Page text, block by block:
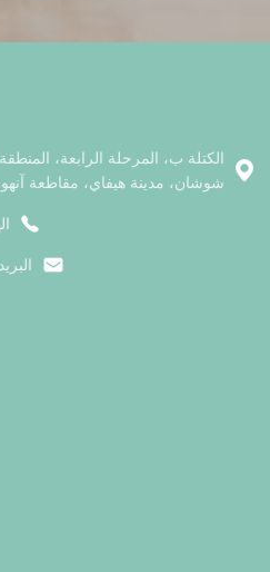
الكتلة ب، المرحلة الرابعة،
شوشان، مدينة هيفاي، مقاطعة